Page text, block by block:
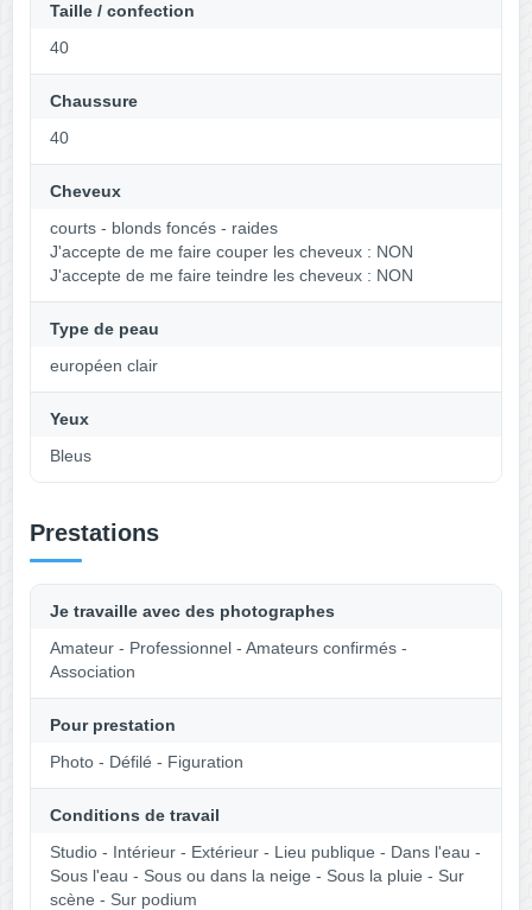
Taille / confection
40
Chaussure
40
Cheveux
courts - blonds foncés - raides
J'accepte de me faire couper les cheveux : NON
J'accepte de me faire teindre les cheveux : NON
Type de peau
européen clair
Yeux
Bleus
Prestations
Je travaille avec des photographes
Amateur - Professionnel - Amateurs confirmés -
Association
Pour prestation
Photo - Défilé - Figuration
Conditions de travail
Studio - Intérieur - Extérieur - Lieu publique - Dans l'eau -
Sous l'eau - Sous ou dans la neige - Sous la pluie - Sur
scène - Sur podium